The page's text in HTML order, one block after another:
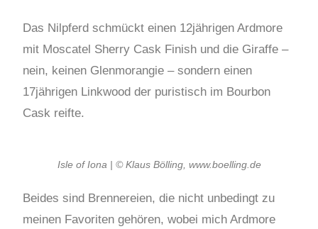
Das Nilpferd schmückt einen 12jährigen Ardmore
mit Moscatel Sherry Cask Finish und die Giraffe –
nein, keinen Glenmorangie – sondern einen
17jährigen Linkwood der puristisch im Bourbon
Cask reifte.
Isle of Iona | © Klaus Bölling, www.boelling.de
Beides sind Brennereien, die nicht unbedingt zu
meinen Favoriten gehören, wobei mich Ardmore